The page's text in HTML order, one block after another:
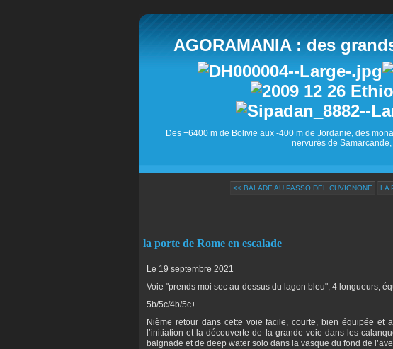
AGORAMANIA : des
Des +6400 m de Bolivie aux -400 m de Jordanie, des
nervurés de
<< BALADE AU PASSO DEL CUVIGNONE LA
la porte de Rome en escalade
Le 19 septembre 2021
Voie "prends moi sec au-dessus du lagon bleu", 4 longueurs,
5b/5c/4b/5c+
Nième retour dans cette voie facile, courte, bien équipée et
l’initiation et la découverte de la grande voie dans les
baignade et de deep water solo dans la vasque du fond de